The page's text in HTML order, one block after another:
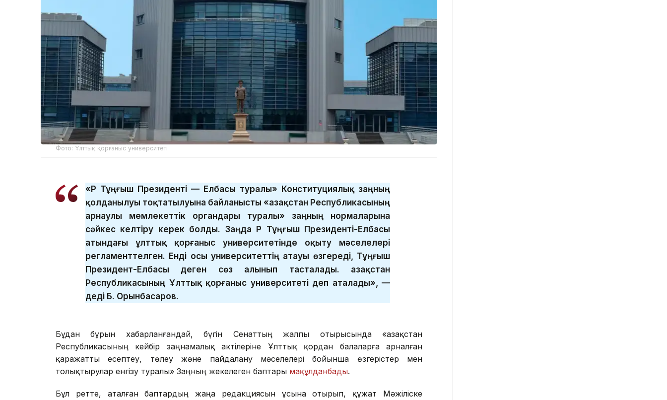
Фото: Ұлттық қорғаныс университеті
«ҚР Тұңғыш Президенті — Елбасы туралы» Конституциялық заңның
қолданылуы тоқтатылуына байланысты «Қазақстан Республикасының
арнаулы мемлекеттік органдары туралы» заңның нормаларына
сәйкес келтіру керек болды. Заңда ҚР Тұңғыш Президенті-Елбасы
атындағы ұлттық қорғаныс университетінде оқыту мәселелері
регламенттелген. Енді осы университеттің атауы өзгереді, Тұңғыш
Президент-Елбасы деген сөз алынып тасталады. Қазақстан
Республикасының Ұлттық қорғаныс университеті деп аталады», —
деді Б. Орынбасаров.
Бұдан бұрын хабарланғандай, бүгін Сенаттың жалпы отырысында «Қазақстан
Республикасының кейбір заңнамалық актілеріне Ұлттық қордан балаларға арналған
қаражатты есептеу, төлеу және пайдалану мәселелері бойынша өзгерістер мен
толықтырулар енгізу туралы» Заңның жекелеген баптары мақұлданбады.
Бұл ретте, аталған баптардың жаңа редакциясын ұсына отырып, құжат Мәжіліске